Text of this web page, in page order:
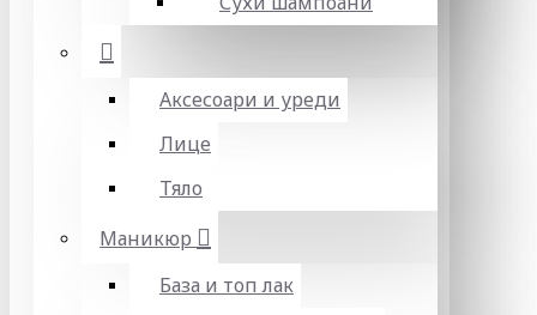
Аксесоари и уреди
Лице
Тяло
Маникюр
База и топ лак